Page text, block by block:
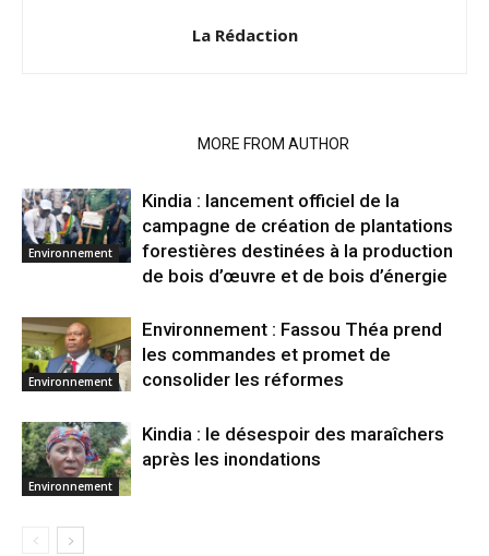
La Rédaction
MORE FROM AUTHOR
Environnement
Kindia : lancement officiel de la
campagne de création de plantations
forestières destinées à la production
de bois d’œuvre et de bois d’énergie
Environnement
Environnement : Fassou Théa prend
les commandes et promet de
consolider les réformes
Environnement
Kindia : le désespoir des maraîchers
après les inondations